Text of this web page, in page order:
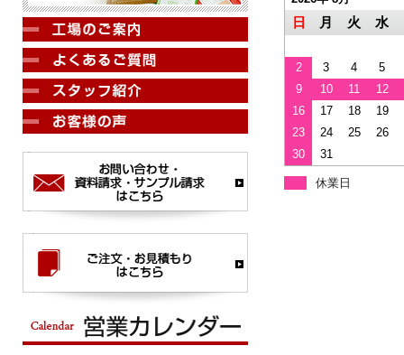
日 月 火 水
2 3 4
5
9
10 11
12
16
17 18
19
23
24 25
26
30
31
休業日